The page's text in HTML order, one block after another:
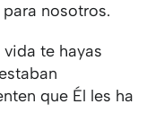
nosotros.
te hayas
que Él les ha